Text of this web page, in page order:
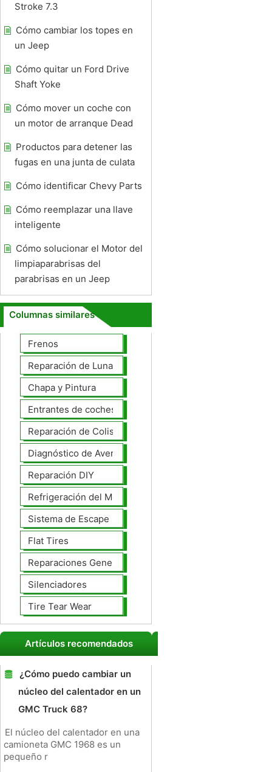
Stroke 7.3
Cómo cambiar los topes en
un Jeep
Cómo quitar un Ford Drive
Shaft Yoke
Cómo mover un coche con
un motor de arranque Dead
Productos para detener las
fugas en una junta de culata
Cómo identificar Chevy Parts
Cómo reemplazar una llave
inteligente
Cómo solucionar el Motor del
limpiaparabrisas del
parabrisas en un Jeep
Columnas similares
Frenos
Reparación de Lunas
Chapa y Pintura
Entrantes de coches
Reparación de Colisiones
Diagnóstico de Averías
Reparación DIY
Refrigeración del Motor
Sistema de Escape
Flat Tires
Reparaciones Generales
Silenciadores
Tire Tear Wear
Artículos recomendados
¿Cómo puedo cambiar un
núcleo del calentador en un
GMC Truck 68?
El núcleo del calentador en una
camioneta GMC 1968 es un
pequeño r